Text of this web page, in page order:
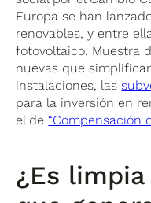
Europa se han
renovables, y entre
fotovoltaico. Muestra
nuevas que
instalaciones, las
para la inversión en
el de “Compensación
¿Es